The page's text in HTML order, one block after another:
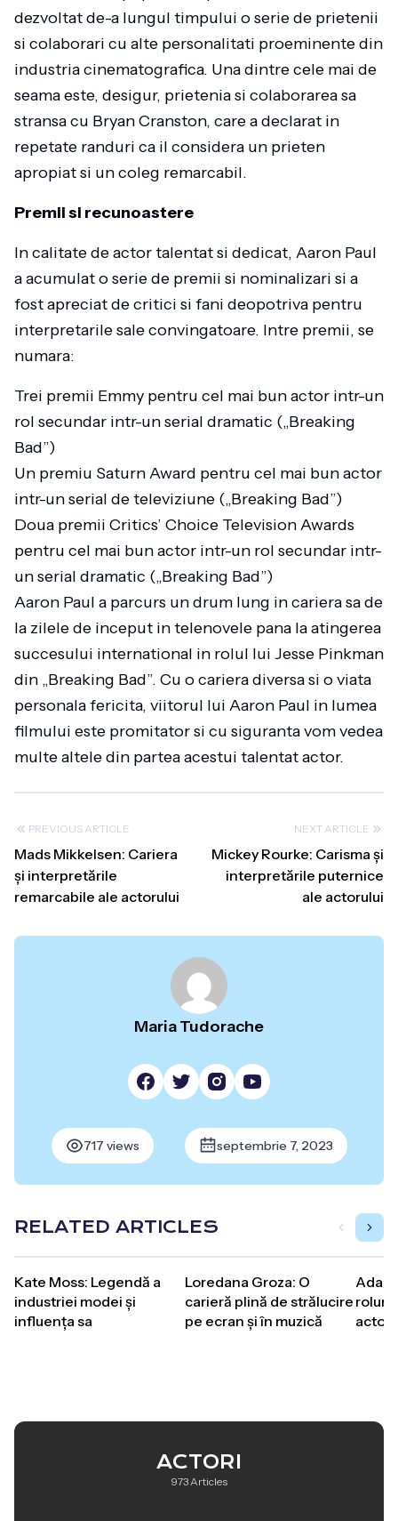
dezvoltat de-a lungul timpului o serie de prietenii
si colaborari cu alte personalitati proeminente din
industria cinematografica. Una dintre cele mai de
seama este, desigur, prietenia si colaborarea sa
stransa cu Bryan Cranston, care a declarat in
repetate randuri ca il considera un prieten
apropiat si un coleg remarcabil.
Premii si recunoastere
In calitate de actor talentat si dedicat, Aaron Paul
a acumulat o serie de premii si nominalizari si a
fost apreciat de critici si fani deopotriva pentru
interpretarile sale convingatoare. Intre premii, se
numara:
Trei premii Emmy pentru cel mai bun actor intr-un
rol secundar intr-un serial dramatic („Breaking
Bad”)
Un premiu Saturn Award pentru cel mai bun actor
intr-un serial de televiziune („Breaking Bad”)
Doua premii Critics’ Choice Television Awards
pentru cel mai bun actor intr-un rol secundar intr-
un serial dramatic („Breaking Bad”)
Aaron Paul a parcurs un drum lung in cariera sa de
la zilele de inceput in telenovele pana la atingerea
succesului international in rolul lui Jesse Pinkman
din „Breaking Bad”. Cu o cariera diversa si o viata
personala fericita, viitorul lui Aaron Paul in lumea
filmului este promitator si cu siguranta vom vedea
multe altele din partea acestui talentat actor.
PREVIOUS ARTICLE
Mads Mikkelsen: Cariera
și interpretările
remarcabile ale actorului
NEXT ARTICLE
Mickey Rourke: Carisma și
interpretările puternice
ale actorului
Maria Tudorache
717 views septembrie 7, 2023
RELATED ARTICLES
Kate Moss: Legendă a
industriei modei și
influența sa
Loredana Groza: O
carieră plină de strălucire
pe ecran și în muzică
ACTORI
973 Articles